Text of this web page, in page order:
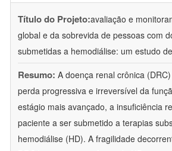
Título do Projeto:avaliação e
global e da sobrevida de pessoas com
submetidas a hemodiálise: um estudo
Resumo: A doença renal crônica
perda progressiva e irreversível da
estágio mais avançado, a insuficiência
paciente a ser submetido a terapias
hemodiálise (HD). A fragilidade